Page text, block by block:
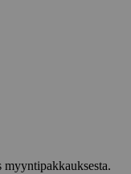
myyntipakkauksesta.